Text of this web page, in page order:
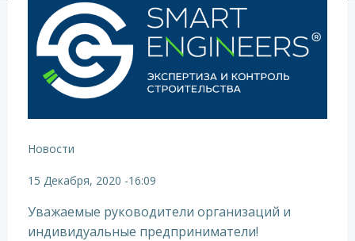
Новости
15 Декабря, 2020 -16:09
Уважаемые руководители организаций и
индивидуальные предприниматели!